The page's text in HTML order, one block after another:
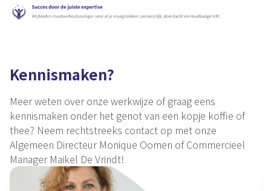
Kennismaken?
Meer weten over onze werkwijze of graag eens
kennismaken onder het genot van een kopje koffie of
thee? Neem rechtstreeks contact op met onze
Algemeen Directeur Monique Oomen of Commercieel
Manager Maikel De Vrindt!